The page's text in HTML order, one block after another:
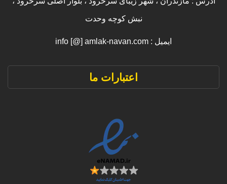
نبش کوچه وحدت
ایمیل : info [@] amlak-navan.com
اعتبارات ما